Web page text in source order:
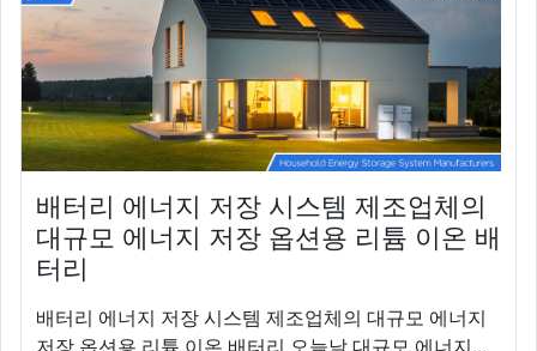
배터리 에너지 저장 시스템 제조업체의
대규모 에너지 저장 옵션용 리튬 이온 배
터리
배터리 에너지 저장 시스템 제조업체의 대규모 에너지